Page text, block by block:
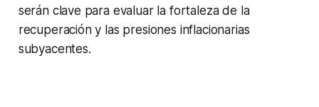
serán clave para evaluar la fortaleza de la
recuperación y las presiones inflacionarias
subyacentes.